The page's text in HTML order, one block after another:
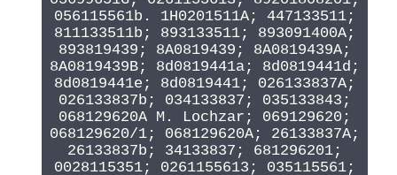
056115561b. 1H0201511A; 447133511;
811133511b; 893133511; 893091400A;
893819439; 8A0819439; 8A0819439A;
8A0819439B; 8d0819441a; 8d0819441d;
8d0819441e; 8d0819441; 026133837A;
026133837b; 034133837; 035133843;
068129620A M. Lochzar; 069129620;
068129620/1; 068129620A; 26133837A;
26133837b; 34133837; 681296201;
0028115351; 0261155613; 035115561;